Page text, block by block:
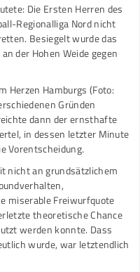
Die Ersten Herren des
Regionalliga Nord nicht
Besiegelt wurde das
der Hohen Weide gegen
Herzen Hamburgs (Foto:
Gründen
dann der ernsthafte
in dessen letzter Minute
Vorentscheidung.
nicht an grundsätzlichem
miserable Freiwurfquote
theoretische Chance
werden konnte. Dass
wurde, war letztendlich